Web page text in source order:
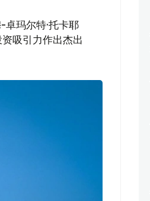
玛尔特·托卡耶
吸引力作出杰出